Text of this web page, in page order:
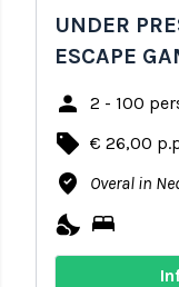
UNDER
ESCAPE
person 2 - 100
local_offer € 26,00
where_to_vote Overal in
nights_stay bed